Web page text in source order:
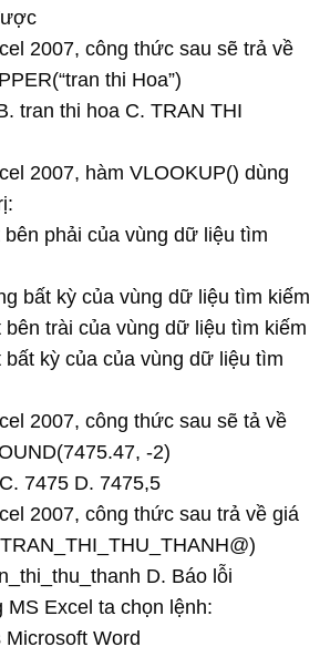
2007, công thức sau sẽ trả về
thi Hoa”)
tran thi hoa C. TRAN THI
2007, hàm VLOOKUP() dùng
phải của vùng dữ liệu tìm
bất kỳ của vùng dữ liệu tìm kiếm
bên trài của vùng dữ liệu tìm kiếm
bất kỳ của của vùng dữ liệu tìm
2007, công thức sau sẽ tả về
-2)
7475 D. 7475,5
2007, công thức sau trả về giá
D. Báo lỗi
Excel ta chọn lệnh:
Word